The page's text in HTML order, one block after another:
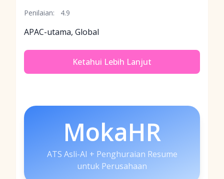
Penilaian:
4.9
APAC-utama, Global
Ketahui Lebih Lanjut
MokaHR
ATS Asli-AI + Penghuraian Resume
untuk Perusahaan